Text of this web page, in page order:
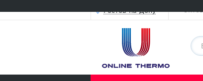
Ростов-на-Дону